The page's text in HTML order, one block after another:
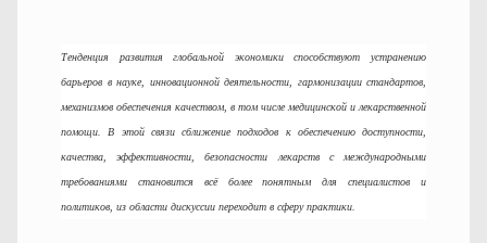
Тенденция развития глобальной экономики способствуют устранению
барьеров в науке, инновационной деятельности, гармонизации стандартов,
механизмов обеспечения качеством, в том числе медицинской и лекарственной
помощи. В этой связи сближение подходов к обеспечению доступности,
качества, эффективности, безопасности лекарств с международными
требованиями становится всё более понятным для специалистов и
политиков, из области дискуссии переходит в сферу практики.